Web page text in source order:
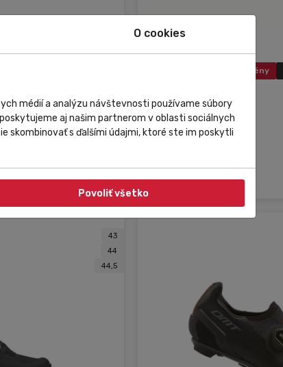
cipő
Do košíka
Kedvezmény
DMT KT1
117 626,60 Ft
84 691,15 Ft
43
44
44,5
O cookies
médií a analýzu návštevnosti používame súbory
aj našim partnerom v oblasti sociálnych
skombinovať s ďalšími údajmi, ktoré ste im poskytli
Povoliť všetko